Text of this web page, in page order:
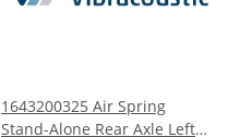
1643200325 Air Spring
Stand-Alone Rear Axle Left